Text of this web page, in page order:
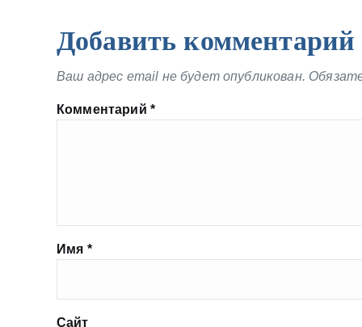
Добавить комментарий
Ваш адрес email не будет опубликован.
Комментарий *
Имя *
Сайт